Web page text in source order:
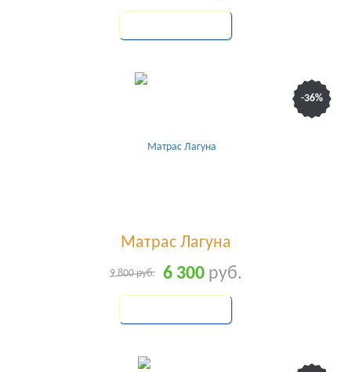
Матрас Лагуна
9 800руб. 6 300руб.
-36%